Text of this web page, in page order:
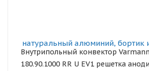
Внутрипольный конвектор
180.90.1000 RR U EV1 решетка